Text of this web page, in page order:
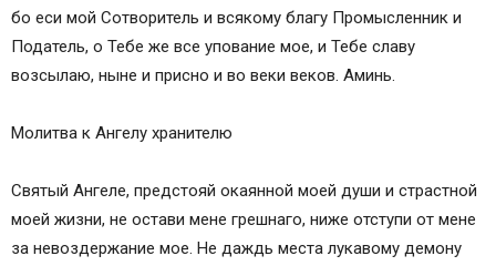
бо еси мой Сотворитель и всякому благу Промысленник и
Податель, о Тебе же все упование мое, и Тебе славу
возсылаю, ныне и присно и во веки веков. Аминь.
Молитва к Ангелу хранителю
Святый Ангеле, предстояй окаянной моей души и страстной
моей жизни, не остави мене грешнаго, ниже отступи от мене
за невоздержание мое. Не даждь места лукавому демону